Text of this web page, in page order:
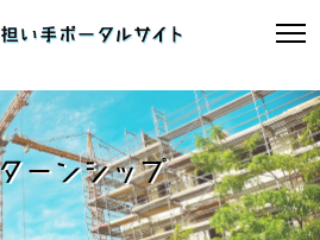
ーンシップ